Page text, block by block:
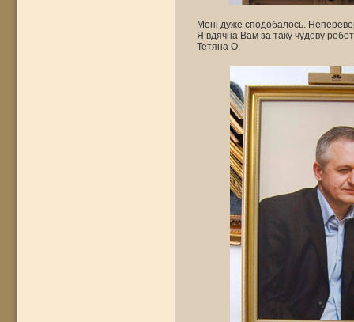
Мені дуже сподобалось.
Я вдячна Вам за таку чудову
Тетяна О.